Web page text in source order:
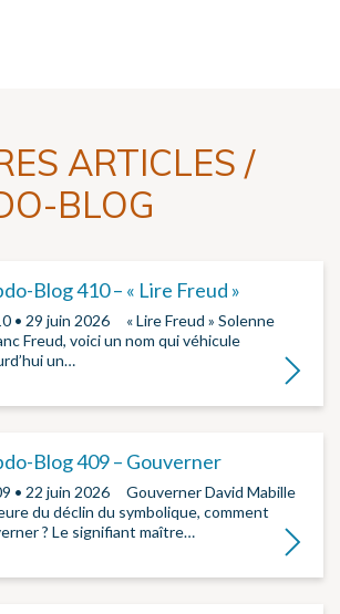
ARTICLES /
BLOG
Blog 410 – « Lire Freud »
• 29 juin 2026 ­ ­ « Lire Freud » Solenne
Freud, voici un nom qui véhicule
un…
Lire la
Blog 409 – Gouverner
• 22 juin 2026 ­ ­ Gouverner David Mabille
du déclin du symbolique, comment
? Le signifiant maître…
Lire la